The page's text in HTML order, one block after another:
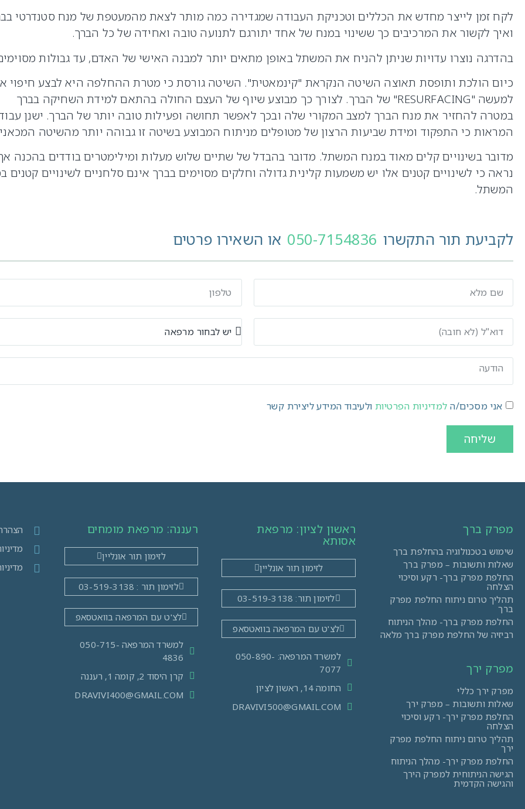
לקח זמן לייצר מחדש את הכללים וטכניקת העבודה שמגדירה כמה מותר לצאת מהמעטפת של מנח סטנדרטי
ואיך לקשור את המרכיבים כך ששינוי במנח של אחד יתורגם לתנועה טובה ואחידה של כל הברך.
בהדרגה נוצרו עדויות שניתן להניח את המשתל באופן מתאים יותר למבנה האישי של האדם, עד גבולות
כיום הולכת ותופסת תאוצה השיטה הנקראת "קינמאטית". השיטה גורסת כי מטרת ההחלפה היא לבצע חיפוי
למעשה "RESURFACING" של הברך. לצורך כך מבוצע שיוף של העצם החולה בהתאם למידת השחיקה בברך
במטרה להחזיר את מנח הברך למצב המקורי שלה ובכך לאפשר תחושה ופעילות טובה יותר של הברך. ישנן
המראות כי התפקוד ומידת שביעות הרצון של מטופלים מניתוח המבוצע בשיטה זו גבוהה יותר מהשיטה
מדובר בשינויים קלים מאוד במנח המשתל. מדובר בהבדל של שתיים שלוש מעלות ומילימטרים בודדים בהכנה
נראה כי לשינויים קטנים אלו יש משמעות קלינית גדולה וחלקים מסוימים בברך אינם סלחניים לשינויים קטנים
המשתל.
לקביעת תור התקשרו 050-7154836 או השאירו פרטים
אני מסכים/ה למדיניות הפרטיות ולעיבוד המידע ליצירת קשר
שליחה
מפרק ברך
שימוש בטכנולוגיה בהחלפת ברך
שאלות ותשובות – מפרק ברך
החלפת מפרק ברך- רקע וסיכוי
הצלחה
תהליך טרום ניתוח החלפת מפרק
ברך
החלפת מפרק ברך- מהלך הניתוח
רביזיה של החלפת מפרק ברך מלאה
מפרק ירך
מפרק ירך כללי
שאלות ותשובות – מפרק ירך
החלפת מפרק ירך- רקע וסיכוי
הצלחה
תהליך טרום ניתוח החלפת מפרק
ירך
החלפת מפרק ירך- מהלך הניתוח
הגישה הניתוחית למפרק הירך
והגישה הקדמית
ראשון לציון: מרפאת
אסותא
לזימון תור אונליין
לזימון תור: 03-519-3138
לצ'ט עם המרפאה בוואטסאפ
למשרד המרפאה: 050-890-
7077
החומה 14, ראשון לציון
DRAVIVI500@GMAIL.COM
רעננה: מרפאת מומחים​
לזימון תור אונליין
לזימון תור : 03-519-3138
לצ'ט עם המרפאה בוואטסאפ
למשרד המרפאה 050-715-
4836
קרן היסוד 2, קומה 1, רעננה
DRAVIVI400@GMAIL.COM